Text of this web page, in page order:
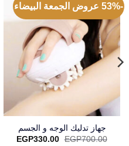
-53% عروض الجمعة البيضاء
جهاز تدليك الوجه و الجسم
EGP700.00
السعر
EGP330.00
السعر